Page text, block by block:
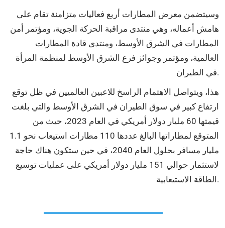
وسيتضمن معرض المطارات أربع فعاليات متزامنة تقام على
هامش أعماله، وهي منتدى مراقبة الحركة الجوية، ومؤتمر أمن
المطارات في الشرق الأوسط، ومنتدى قادة المطارات
العالمية، ومؤتمر وجوائز فرع الشرق الأوسط لمنظمة المرأة
في الطيران.
هذا، ويتواصل الاهتمام الراسخ للاعبين العالميين في ظل توقع
ارتفاع كبير في سوق الطيران في الشرق الأوسط والتي بلغت
قيمتها 60 مليار دولار أمريكي في العام 2023، حيث من
المتوقع لمطاراتها البالغ عددها 110 مطارات استيعاب نحو 1.1
مليار مسافر بحلول العام 2040، في حين ستكون هناك حاجة
لاستثمار حوالي 151 مليار دولار أمريكي على عمليات توسيع
الطاقة الاستيعابية.